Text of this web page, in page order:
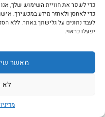
כדי לאחסן ולאחזר מידע במכשירך.
לעבד נתונים על גלישתך באתר. ללא
יפעלו כראוי.
מאשר